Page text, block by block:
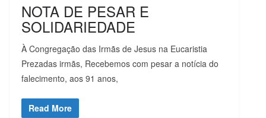
NOTA DE PESAR E
SOLIDARIEDADE
À Congregação das Irmãs de Jesus na Eucaristia
Prezadas irmãs, Recebemos com pesar a notícia do
falecimento, aos 91 anos,
Read More